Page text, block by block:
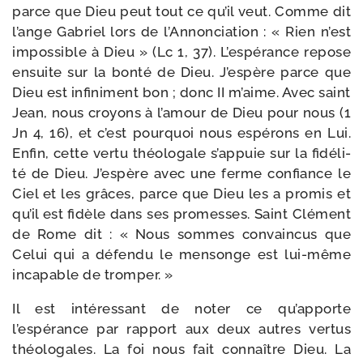
parce que Dieu peut tout ce qu’il veut. Comme dit
l’ange Gabriel lors de l’Annonciation : « Rien n’est
impos­sible à Dieu » (Lc 1, 37). L’espérance repose
ensuite sur la bon­té de Dieu. J’espère parce que
Dieu est infi­ni­ment bon ; donc II m’aime. Avec saint
Jean, nous croyons à l’amour de Dieu pour nous (1
Jn 4, 16), et c’est pour­quoi nous espé­rons en Lui.
Enfin, cette ver­tu théo­lo­gale s’appuie sur la fidé­li­
té de Dieu. J’espère avec une ferme confiance le
Ciel et les grâces, parce que Dieu les a pro­mis et
qu’il est fidèle dans ses pro­messes. Saint Clément
de Rome dit : « Nous sommes convain­cus que
Celui qui a défen­du le men­songe est lui-​même
inca­pable de tromper. »
Il est inté­res­sant de noter ce qu’apporte
l’espérance par rap­port aux deux autres ver­tus
théo­lo­gales. La foi nous fait connaître Dieu. La